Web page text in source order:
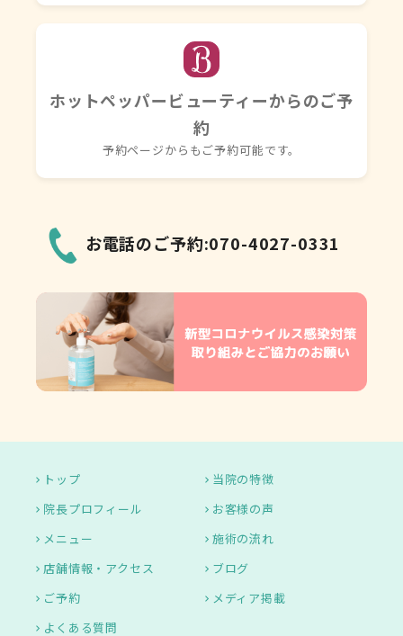
ホットペッパービューティーからのご予
約
予約ページからもご予約可能です。
お電話のご予約:070-4027-0331
トップ
当院の特徴
院長プロフィール
お客様の声
メニュー
施術の流れ
店舗情報・アクセス
ブログ
ご予約
メディア掲載
よくある質問